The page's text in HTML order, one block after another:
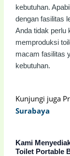
kebutuhan.
dengan fasilitas
Anda tidak perlu
memproduksi
macam fasilitas
kebutuhan.
Kunjungi juga
Surabaya
Kami
Toilet Portable